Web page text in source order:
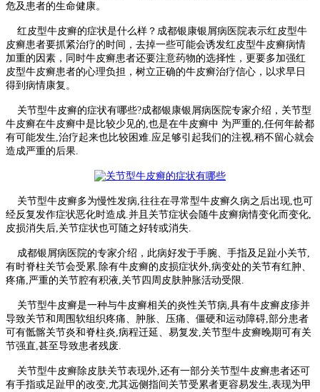
危及患者的生命健康。
红皮型牛皮癣的症状是什么样？成都银康银屑病医院表示红皮型牛
皮癣患者要抓紧治疗的时间，去掉一些可能会诱发红皮型牛皮癣病情
加重的因素，同时牛皮癣患者还要注意药物的选择性，更要多加强红
皮型牛皮癣患者的心理负担，树立正确的牛皮癣治疗信心，以求早日
得到病情康复。
关节型牛皮癣的症状有哪些?成都银康银屑病医院专家介绍，关节型
牛皮癣在牛皮癣中是比较少见的,也是在牛皮癣中 为严重的,任何年龄都
有可能发生,治疗起来也比较困难.应足够引起我们的注视,稍不留心就会
造成严重的后果.
关节型牛皮癣多为慢性发病,往往在寻常型牛皮癣久病之后出现,也可
经反复发作症状恶化时造成.并且关节症状会随牛皮癣病情变化而变化,
皮损消失后,关节症状也可随之好转或消失.
成都银屑病医院的专家介绍，此病好发于手腕、手指及足趾小关节,
有时脊柱关节会受累.除有牛皮癣的皮损症状外,病变处的关节有红肿、
疼痛,严重的关节腔有积液,关节四周皮肤肿胀活动受限.
关节型牛皮癣是一种与牛皮癣相关的炎性关节病,具有牛皮癣皮疹并
导致关节和周围软组织疼痛、肿胀、压痛、僵硬和运动障碍,部分患者
可有骶髂关节炎和脊柱炎,病程迁延、易复发,关节型牛皮癣晚期可有关
节强直,甚至导致患者残废.
关节型牛皮癣除皮肤关节表现外,还有一部分关节型牛皮癣患者还可
有手指或足趾甲的改变,尤其远侧指间关节受累者更容易发生,表现为甲